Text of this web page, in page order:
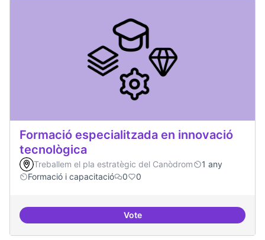
Formació especialitzada en innovació
tecnològica
Treballem el pla estratègic del Canòdrom
1 any
Formació i capacitació
0 0
VoteFormació especialitzada en